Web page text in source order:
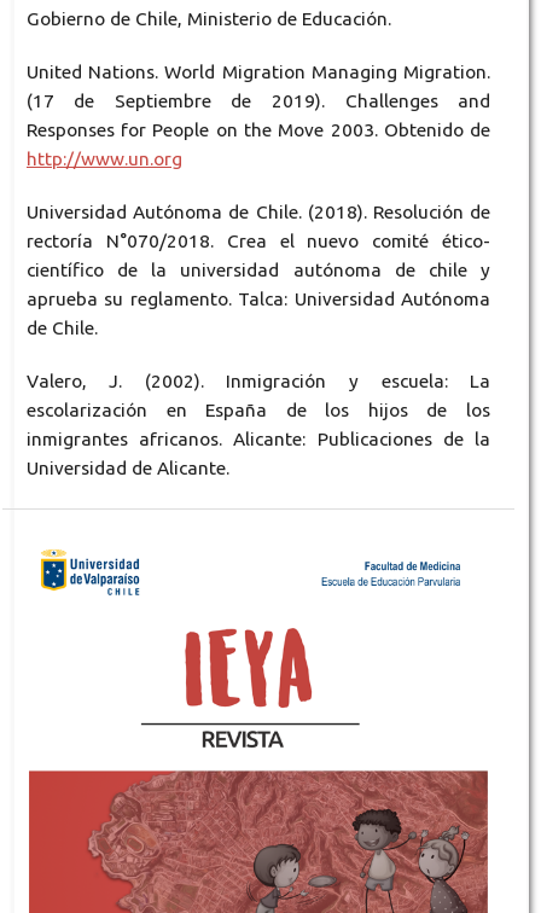
Gobierno de Chile, Ministerio de Educación.
United Nations. World Migration Managing Migration.
(17 de Septiembre de 2019). Challenges and
Responses for People on the Move 2003. Obtenido de
http://www.un.org
Universidad Autónoma de Chile. (2018). Resolución de
rectoría N°070/2018. Crea el nuevo comité ético-
científico de la universidad autónoma de chile y
aprueba su reglamento. Talca: Universidad Autónoma
de Chile.
Valero, J. (2002). Inmigración y escuela: La
escolarización en España de los hijos de los
inmigrantes africanos. Alicante: Publicaciones de la
Universidad de Alicante.